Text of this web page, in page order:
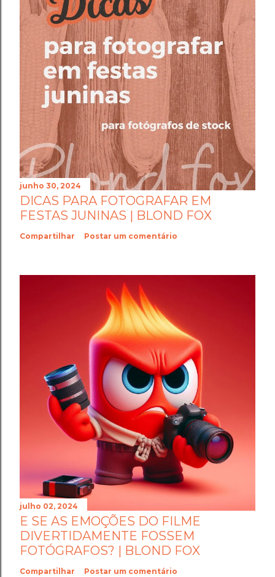
junho 30, 2024
DICAS PARA FOTOGRAFAR EM
FESTAS JUNINAS | BLOND FOX
Compartilhar Postar um comentário
julho 02, 2024
E SE AS EMOÇÕES DO FILME
DIVERTIDAMENTE FOSSEM
FOTÓGRAFOS? | BLOND FOX
Compartilhar Postar um comentário